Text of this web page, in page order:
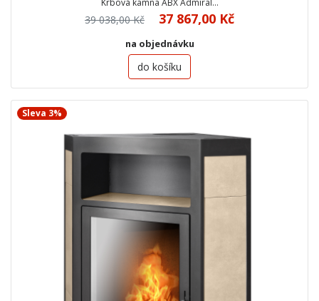
Krbová kamna ABX Admiral…
39 038,00 Kč 37 867,00 Kč
na objednávku
do košíku
Sleva 3%